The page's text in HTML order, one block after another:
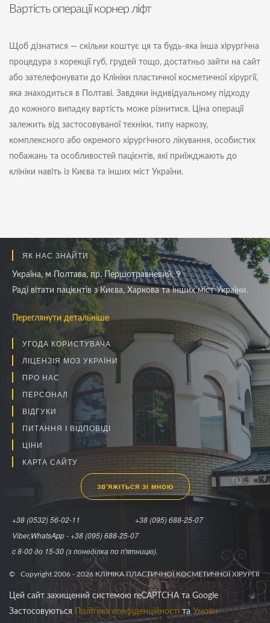
Вартість операції корнер ліфт
Щоб дізнатися — скільки коштує ця та будь-яка інша хірургічна
процедура з корекції губ, грудей тощо, достатньо зайти на сайт
або зателефонувати до Клініки пластичної косметичної хірургії,
яка знаходиться в Полтаві. Завдяки індивідуальному підходу
до кожного випадку вартість може різнитися. Ціна операції
залежить від застосовуваної техніки, типу наркозу,
комплексного або окремого хірургічного лікування, особистих
побажань та особливостей пацієнтів, які приїжджають до
клініки навіть із Києва та інших міст України.
ЯК НАС ЗНАЙТИ
Україна, м Полтава, пр. Першотравневий, 9
Раді вітати пацієнтів з Києва, Харкова та інших міст України.
Переглянути детальніше
УГОДА КОРИСТУВАЧА
ЛІЦЕНЗІЯ МОЗ УКРАЇНИ
ЗВ'ЯЖІТЬСЯ ЗІ МНОЮ
+38 (0532) 56-02-11
+38 (095) 688-25-07
Viber,WhatsApp - +38 (095) 688-25-07
c 8-00 до 15-30 (з понеділка по п'ятницю).
ПРО НАС
ПЕРСОНАЛ
ВІДГУКИ
ПИТАННЯ І ВІДПОВІДІ
ЦІНИ
КАРТА САЙТУ
© Copyright 2006 - 2026 КЛІНІКА ПЛАСТИЧНОЇ КОСМЕТИЧНОЇ ХІРУРГІЇ
Цей сайт захищений системою reCAPTCHA та Google
ЗастосовуютьсяПолітика конфіденційності таУмови